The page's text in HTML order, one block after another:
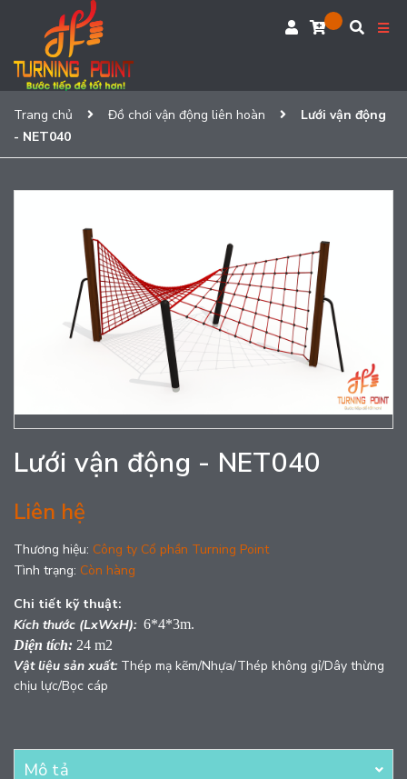
Trang chủ Đồ chơi vận động liên hoàn
Lưới vận động
- NET040
Lưới vận động - NET040
Liên hệ
Thương hiệu: Công ty Cổ phần Turning Point
Tình trạng: Còn hàng
Chi tiết kỹ thuật:
Kích thước (LxWxH): 6*4*3m.
Diện tích: 24 m2
Vật liệu sản xuất: Thép mạ kẽm/Nhựa/Thép không gỉ/Dây thừng
chịu lực/Bọc cáp
Mô tả